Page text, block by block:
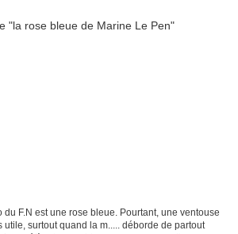
du F.N est une rose bleue. Pourtant, une ventouse
utile, surtout quand la m..... déborde de partout